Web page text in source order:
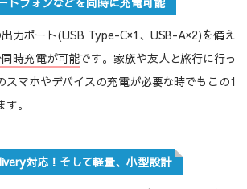
力ポート(USB Type-C×1、USB-A×2)を備え
時充電が可能です。家族や友人と旅行に行っ
スマホやデバイスの充電が必要な時でもこの1
。
対応！そして軽量、小型設計